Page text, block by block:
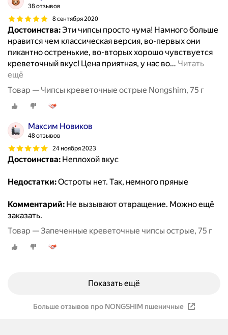
38 отзывов
8 сентября 2020
Достоинства:Эти чипсы просто чума! Намного больше
нравится чем классическая версия, во-первых они
пикантно остренькие, во-вторых хорошо чувствуется
креветочный вкус! Цена приятная, у нас во… Читать
ещё
Товар — Чипсы креветочные острые Nongshim, 75 г
Максим Новиков
48 отзывов
24 ноября 2023
Достоинства: Неплохой вкус
Недостатки:Остроты нет. Так, немного пряные
Комментарий: Не вызывают отвращение. Можно ещё
заказать.
Товар — Запеченные креветочные чипсы острые, 75 г
Показать ещё
Больше отзывов про NONGSHIM пшеничные